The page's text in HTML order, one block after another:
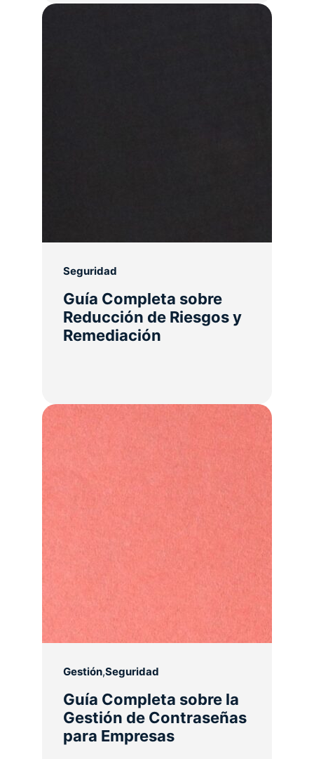
Seguridad
Guía Completa sobre
Reducción de Riesgos y
Remediación
Gestión,Seguridad
Guía Completa sobre la
Gestión de Contraseñas
para Empresas